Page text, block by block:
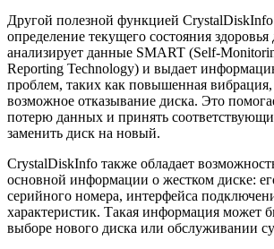
Другой полезной функцией CrystalDiskInfo
определение текущего состояния
анализирует данные SMART (Self-
Reporting Technology) и выдает
проблем, таких как повышенная вибрация,
возможное отказывание диска. Это
потерю данных и принять
заменить диск на новый.
CrystalDiskInfo также обладает
основной информации о жестком диске:
серийного номера, интерфейса
характеристик. Такая информация может
выборе нового диска или обслуживании